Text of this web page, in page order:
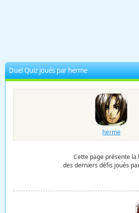
Duel Quiz joués par herme
herme
Cette page présente la
des derniers défis joués